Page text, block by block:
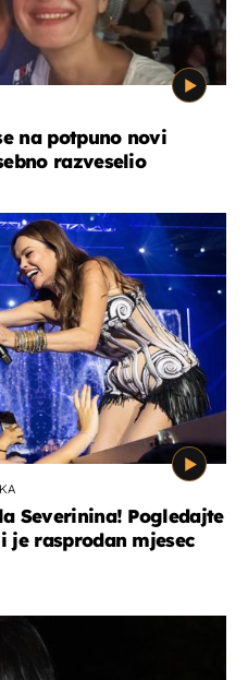
na potpuno novi
razveselio
Severinina! Pogledajte
je rasprodan mjesec